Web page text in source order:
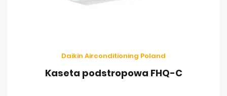
Daikin Airconditioning Poland
Kaseta podstropowa FHQ-C